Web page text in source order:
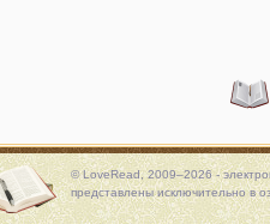
© LoveRead, 2009–2026 -
представлены исключительно в